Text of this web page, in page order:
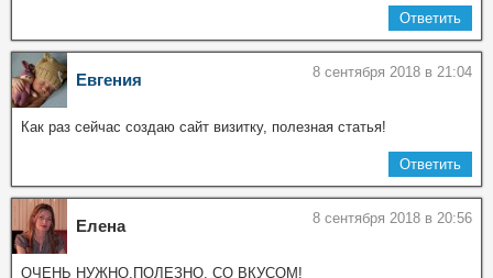
Ответить
Евгения 8 сентября 2018 в 21:04
Как раз сейчас создаю сайт визитку, полезная статья!
Ответить
Елена 8 сентября 2018 в 20:56
ОЧЕНЬ НУЖНО,ПОЛЕЗНО, СО ВКУСОМ!